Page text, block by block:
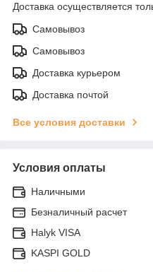
Доставка осуществляется
Самовывоз
Самовывоз
Доставка курьером
Доставка почтой
Все условия доставки
Условия оплаты
Наличными
Безналичный расчет
Halyk VISA
KASPI GOLD